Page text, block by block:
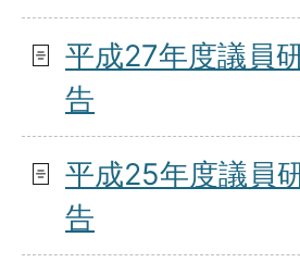
平成27年度議員
告
平成25年度議員
告